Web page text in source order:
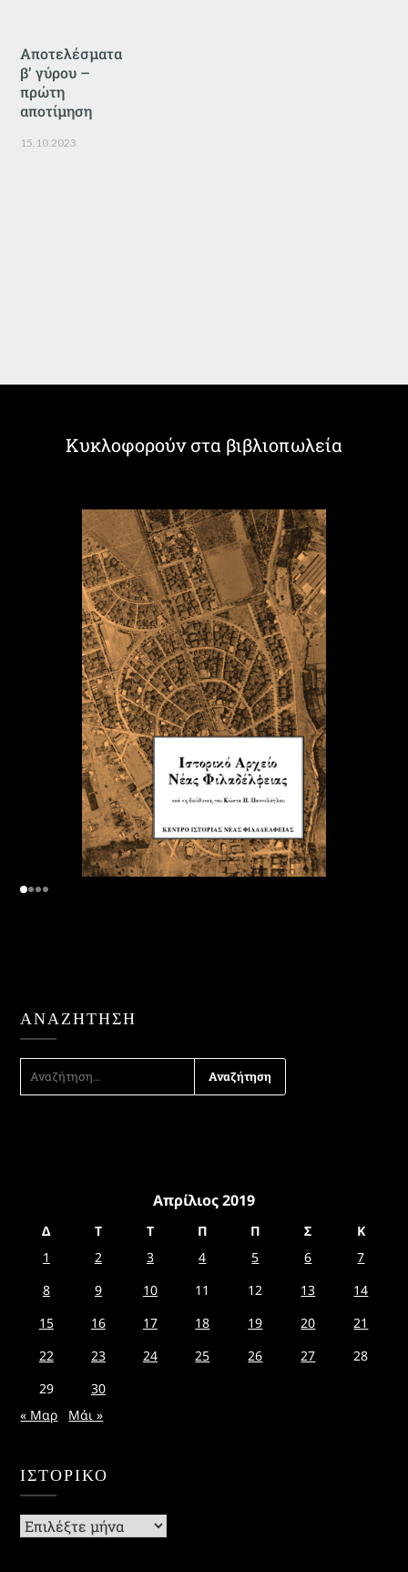
Αποτελέσματα
β’ γύρου –
πρώτη
αποτίμηση
15.10.2023
Κυκλοφορούν στα βιβλιοπωλεία
ΑΝΑΖΉΤΗΣΗ
ΓΙΑ:
Απρίλιος 2019
Δ Τ Τ Π Π Σ
Κ
1
2 3 4 5 6
7
8
9 10 11 12 13
14
15
16 17 18 19 20
21
22
23 24 25 26 27
28
29
30
« Μαρ
Μάι »
ΙΣΤΟΡΙΚΌ
Ιστορικό